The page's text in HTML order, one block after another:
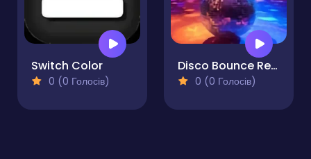
Switch Color
0 (0 Голосів)
Disco Bounce Retro Paddle Game
0 (0 Голосів)